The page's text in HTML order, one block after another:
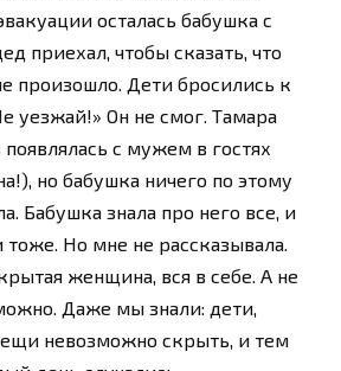
осталась бабушка с
приехал, чтобы сказать, что
произошло. Дети бросились к
уезжай!» Он не смог. Тамара
появлялась с мужем в гостях
но бабушка ничего по этому
Бабушка знала про него все, и
Но мне не рассказывала.
женщина, вся в себе. А не
Даже мы знали: дети,
невозможно скрыть, и тем